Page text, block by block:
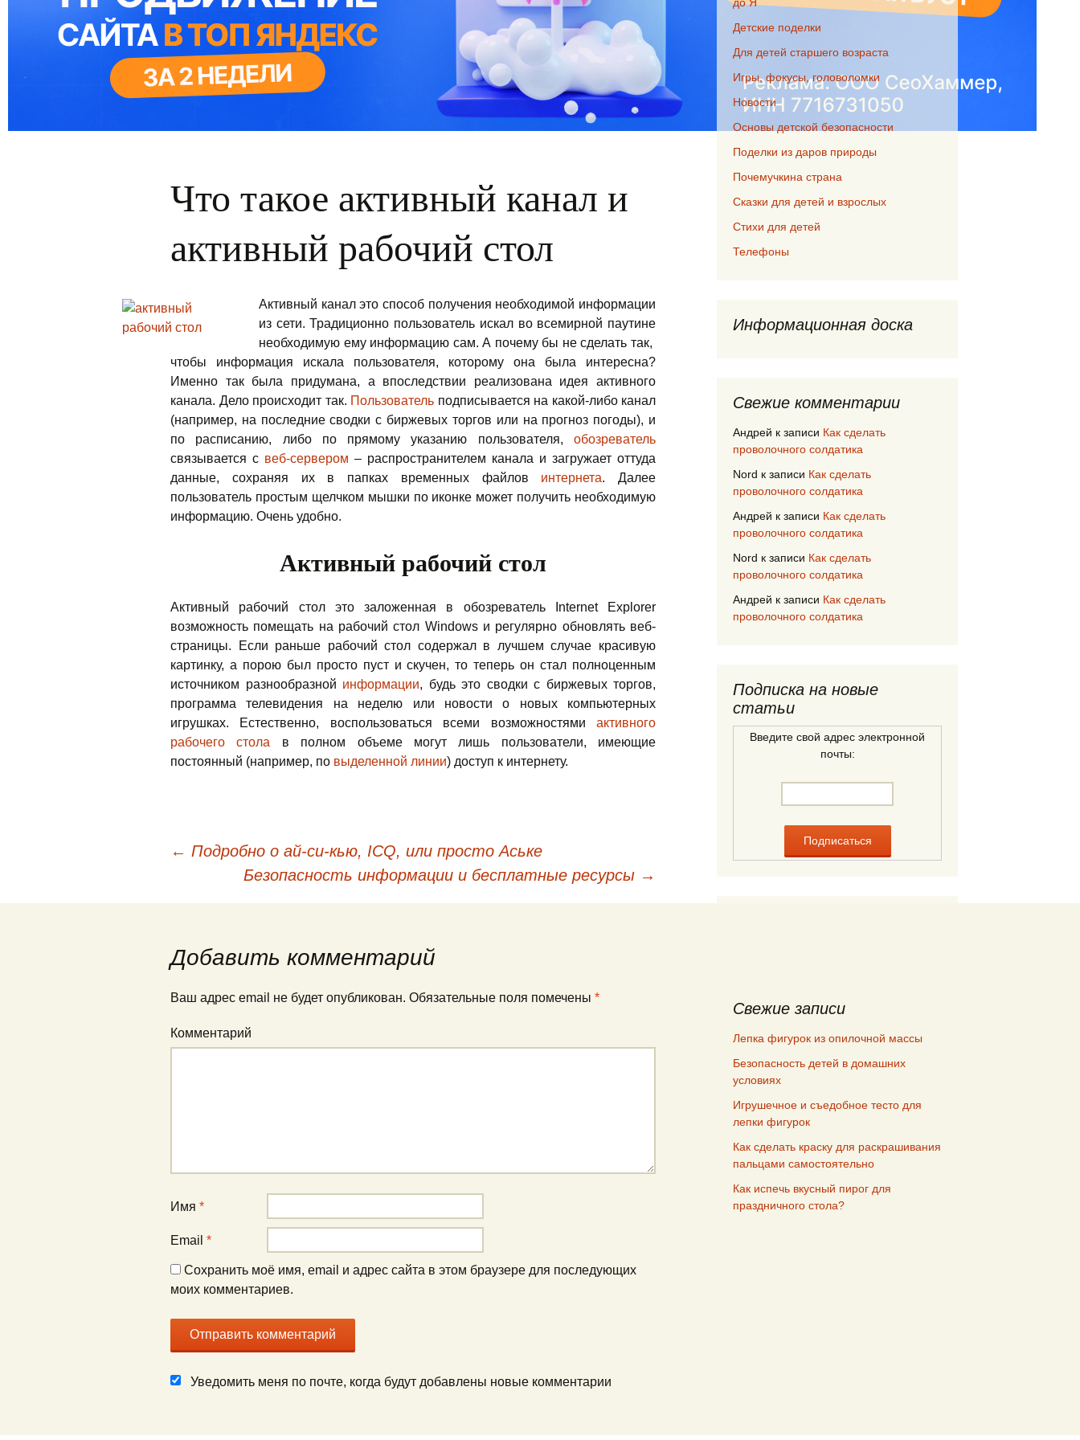
Что такое активный канал и
активный рабочий стол
Активный канал это способ получения необходимой информации
из сети. Традиционно пользователь искал во всемирной паутине
необходимую ему информацию сам. А почему бы не сделать так,
чтобы информация искала пользователя, которому она была интересна?
Именно так была придумана, а впоследствии реализована идея активного
канала. Дело происходит так. Пользователь подписывается на какой-либо канал
(например, на последние сводки с биржевых торгов или на прогноз погоды), и
по расписанию, либо по прямому указанию пользователя, обозреватель
связывается с веб-сервером – распространителем канала и загружает оттуда
данные, сохраняя их в папках временных файлов интернета. Далее
пользователь простым щелчком мышки по иконке может получить необходимую
информацию. Очень удобно.
Активный рабочий стол
Активный рабочий стол это заложенная в обозреватель Internet Explorer
возможность помещать на рабочий стол Windows и регулярно обновлять веб-
страницы. Если раньше рабочий стол содержал в лучшем случае красивую
картинку, а порою был просто пуст и скучен, то теперь он стал полноценным
источником разнообразной информации, будь это сводки с биржевых торгов,
программа телевидения на неделю или новости о новых компьютерных
игрушках. Естественно, воспользоваться всеми возможностями активного
рабочего стола в полном объеме могут лишь пользователи, имеющие
постоянный (например, по выделенной линии) доступ к интернету.
Навигация по записям
← Подробно о ай-си-кью, ICQ, или просто Аське
Безопасность информации и бесплатные ресурсы →
Добавить комментарий
Ваш адрес email не будет опубликован. Обязательные поля помечены *
Комментарий
Имя *
Email *
Сохранить моё имя, email и адрес сайта в этом браузере для последующих
моих комментариев.
Уведомить меня по почте, когда будут добавлены новые комментарии
Детские поделки
Для детей старшего возраста
Игры, фокусы, головоломки
Новости
Основы детской безопасности
Поделки из даров природы
Почемучкина страна
Сказки для детей и взрослых
Стихи для детей
Телефоны
Информационная доска
Свежие комментарии
Андрей к записи Как сделать
проволочного солдатика
Nord к записи Как сделать
проволочного солдатика
Андрей к записи Как сделать
проволочного солдатика
Nord к записи Как сделать
проволочного солдатика
Андрей к записи Как сделать
проволочного солдатика
Подписка на новые
статьи
Введите свой адрес электронной
почты:
Свежие записи
Лепка фигурок из опилочной массы
Безопасность детей в домашних
условиях
Игрушечное и съедобное тесто для
лепки фигурок
Как сделать краску для раскрашивания
пальцами самостоятельно
Как испечь вкусный пирог для
праздничного стола?